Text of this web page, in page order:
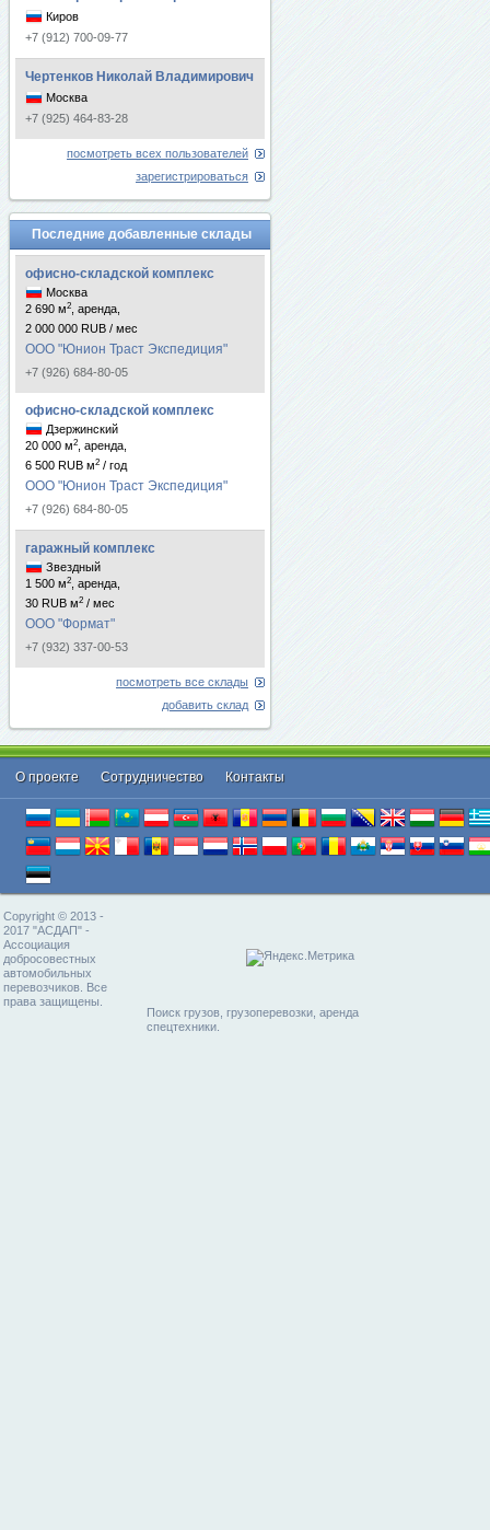
Киров
+7 (912) 700-09-77
Чертенков Николай Владимирович
Москва
+7 (925) 464-83-28
посмотреть всех пользователей
зарегистрироваться
Последние добавленные склады
офисно-складской комплекс
Москва
2 690 м2
, аренда,
2 000 000 RUB / мес
ООО "Юнион Траст Экспедиция"
+7 (926) 684-80-05
офисно-складской комплекс
Дзержинский
20 000 м2
, аренда,
6 500 RUB м2 / год
ООО "Юнион Траст Экспедиция"
+7 (926) 684-80-05
гаражный комплекс
Звездный
1 500 м2
, аренда,
30 RUB м2 / мес
ООО "Формат"
+7 (932) 337-00-53
посмотреть все склады
добавить склад
О проекте Cотрудничество Контакты
Copyright © 2013 -
2017 "АСДАП" -
Ассоциация
добросовестных
автомобильных
перевозчиков. Все
права защищены.
Поиск грузов, грузоперевозки, аренда
спецтехники.